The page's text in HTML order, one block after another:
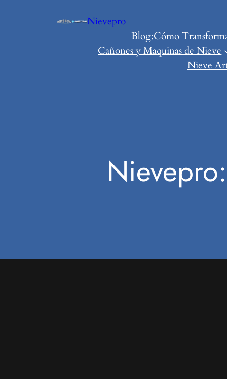
Nievepro
Blog:Cómo
Cañones y Maquinas de Nieve
Nieve